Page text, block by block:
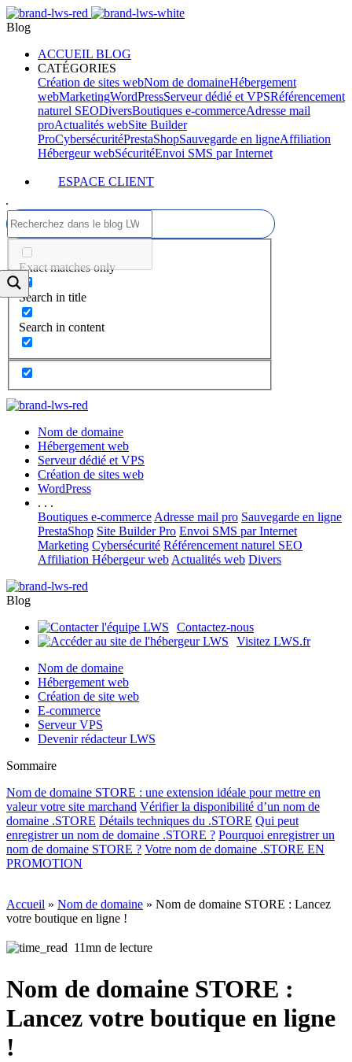
Blog
ACCUEIL BLOG
CATÉGORIES
Création de sites webNom de domaineHébergement
webMarketingWordPressServeur dédié et VPSRéférencement
naturel SEODiversBoutiques e-commerceAdresse mail
proActualités webSite Builder
ProCybersécuritéPrestaShopSauvegarde en ligneAffiliation
Hébergeur webSécuritéEnvoi SMS par Internet
ESPACE CLIENT
Exact matches only
Search in title
Search in content
Nom de domaine
Hébergement web
Serveur dédié et VPS
Création de sites web
WordPress
. . .
Boutiques e-commerce Adresse mail pro Sauvegarde en ligne
PrestaShop Site Builder Pro Envoi SMS par Internet
Marketing Cybersécurité Référencement naturel SEO
Affiliation Hébergeur web Actualités web Divers
Blog
Contactez-nous
Visitez LWS.fr
Nom de domaine
Hébergement web
Création de site web
E-commerce
Serveur VPS
Devenir rédacteur LWS
Sommaire
Nom de domaine STORE : une extension idéale pour mettre en
valeur votre site marchand Vérifier la disponibilité d’un nom de
domaine .STORE Détails techniques du .STORE Qui peut
enregistrer un nom de domaine .STORE ? Pourquoi enregistrer un
nom de domaine STORE ? Votre nom de domaine .STORE EN
PROMOTION
Accueil » Nom de domaine » Nom de domaine STORE : Lancez
votre boutique en ligne !
11mn de lecture
Nom de domaine STORE :
Lancez votre boutique en ligne
!